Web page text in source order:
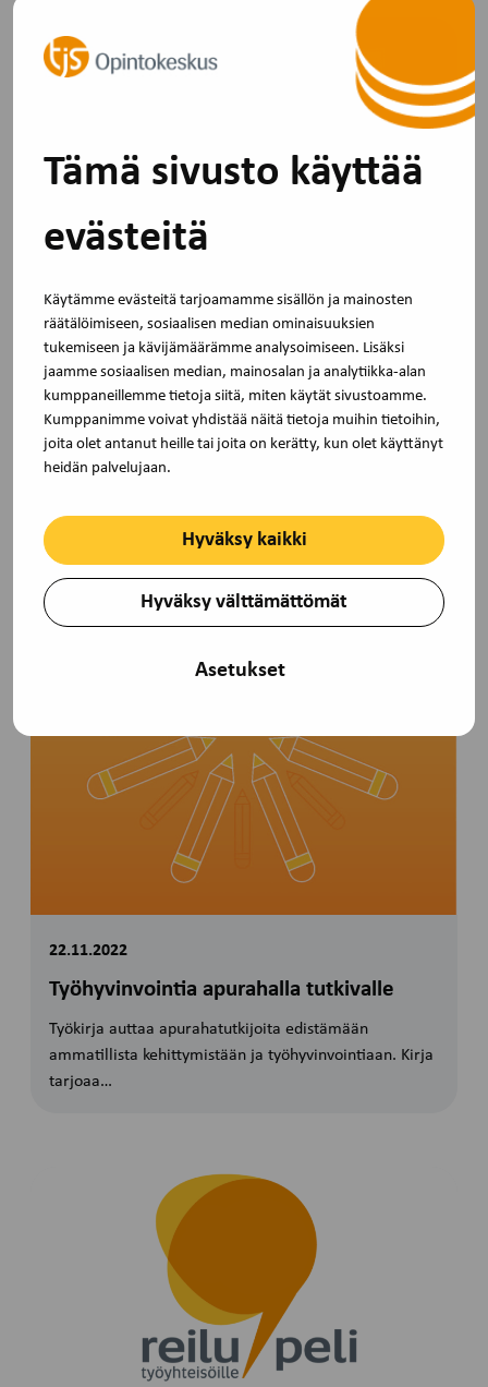
Tämä sivusto käyttää
evästeitä
Käytämme evästeitä tarjoamamme sisällön ja mainosten
räätälöimiseen, sosiaalisen median ominaisuuksien
tukemiseen ja kävijämäärämme analysoimiseen. Lisäksi
jaamme sosiaalisen median, mainosalan ja analytiikka-alan
kumppaneillemme tietoja siitä, miten käytät sivustoamme.
Kumppanimme voivat yhdistää näitä tietoja muihin tietoihin,
joita olet antanut heille tai joita on kerätty, kun olet käyttänyt
heidän palvelujaan.
Hyväksy kaikki
Hyväksy välttämättömät
Asetukset
22.11.2022
Puheenjohtaja toiminnan ohjaajana
Opas antaa puheenjohtajalle tukea toimivan ja
tavoitteellisen tiimin ja yhteistyön…
22.11.2022
Työhyvinvointia apurahalla tutkivalle
Työkirja auttaa apurahatutkijoita edistämään
ammatillista kehittymistään ja työhyvinvointiaan. Kirja
tarjoaa…